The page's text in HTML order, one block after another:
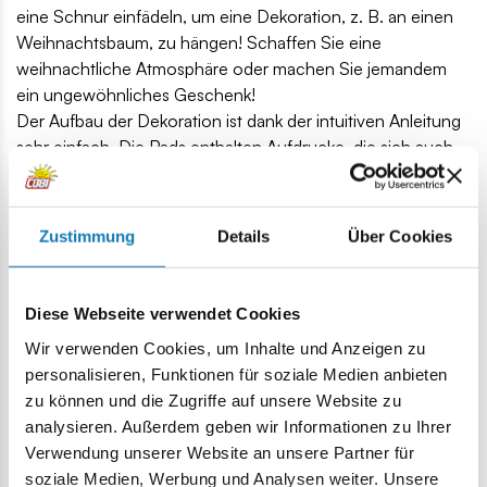
Zustimmung Details Über Cookies
Diese Webseite verwendet Cookies
Wir verwenden Cookies, um Inhalte und Anzeigen zu
personalisieren, Funktionen für soziale Medien anbieten
zu können und die Zugriffe auf unsere Website zu
analysieren. Außerdem geben wir Informationen zu Ihrer
Verwendung unserer Website an unsere Partner für
soziale Medien, Werbung und Analysen weiter. Unsere
eine Schnur einfädeln, um eine Dekoration, z. B. an einen
Weihnachtsbaum, zu hängen! Schaffen Sie eine
weihnachtliche Atmosphäre oder machen Sie jemandem
ein ungewöhnliches Geschenk!
Der Aufbau der Dekoration ist dank der intuitiven Anleitung
sehr einfach. Die Pads enthalten Aufdrucke, die sich auch
bei intensiver Nutzung nicht abnutzen.
Produziert in der EU von einem Unternehmen mit über
35-jähriger Tradition,
Vollständig kompatibel mit Klemm-Bausteinen anderer
Marken,
Klare und intuitive Anweisungen basierend auf
Zeichnungen und Symbolen,
Dekorationsmaße (L x H): 5,5 cm (2,1 Zoll) x 8 cm (3,1 Zoll)
Lokalizacja produktu: